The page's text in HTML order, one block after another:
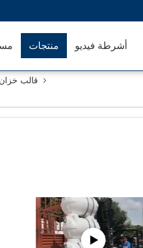
منتجات أشرطة فيديو
قالب